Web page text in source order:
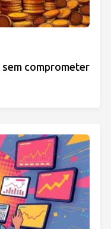
comprometer